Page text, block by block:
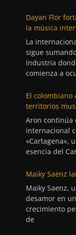
Dayan Flor
la música
La
sigue
industria
comienza a
El colombiano
territorios
Aron continúa
internacional
«Cartagena»,
esencia del
Maiky Saenz
Maiky Saenz,
desamor en
crecimiento
de